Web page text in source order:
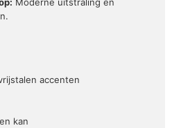
accenten
kan